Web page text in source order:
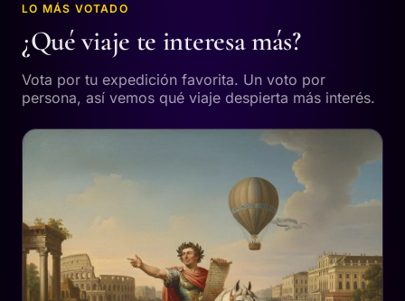
LO MÁS VOTADO
¿Qué viaje te interesa más?
Vota por tu expedición favorita. Un voto por
persona, así vemos qué viaje despierta más interés.